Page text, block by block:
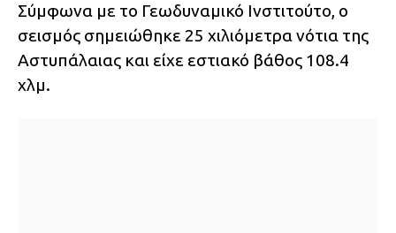
Σύμφωνα με το Γεωδυναμικό Ινστιτούτο, ο
σεισμός σημειώθηκε 25 χιλιόμετρα νότια της
Αστυπάλαιας και είχε εστιακό βάθος 108.4
χλμ.